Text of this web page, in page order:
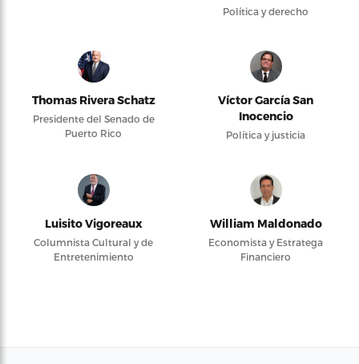
Política y derecho
Thomas Rivera Schatz
Presidente del Senado de
Puerto Rico
Víctor García San
Inocencio
Política y justicia
Luisito Vigoreaux
Columnista Cultural y de
Entretenimiento
William Maldonado
Economista y Estratega
Financiero